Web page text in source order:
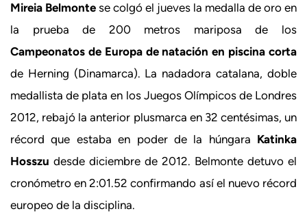
Mireia Belmonte se colgó el jueves la medalla de oro en
la prueba de 200 metros mariposa de los
Campeonatos de Europa de natación en piscina corta
de Herning (Dinamarca). La nadadora catalana, doble
medallista de plata en los Juegos Olímpicos de Londres
2012, rebajó la anterior plusmarca en 32 centésimas, un
récord que estaba en poder de la húngara Katinka
Hosszu desde diciembre de 2012. Belmonte detuvo el
cronómetro en 2:01.52 confirmando así el nuevo récord
europeo de la disciplina.